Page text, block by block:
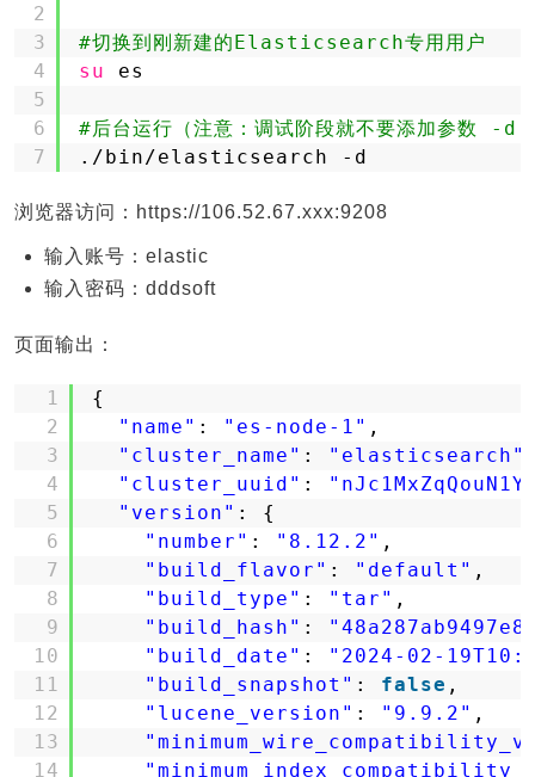
2
3
4
5
6
7
#切换到刚新建的Elasticsearch专用用户
su
es
#后台运行（注意：调试阶段就不要添加参数 -d
. /bin/elasticsearch -d
浏览器访问：https://106.52.67.xxx:9208
输入账号：elastic
输入密码：dddsoft
页面输出：
1
2
3
4
5
6
7
8
9
10
11
12
13
14
{
"name" : "es-node-1" ,
"cluster_name" : "elasticsearch"
"cluster_uuid" :
"version" : {
"number" : "8.12.2" ,
"build_flavor" : "default" ,
"build_type" : "tar" ,
"build_hash" :
"build_date" :
"2024-02-
"build_snapshot" : false ,
"lucene_version" : "9.9.2" ,